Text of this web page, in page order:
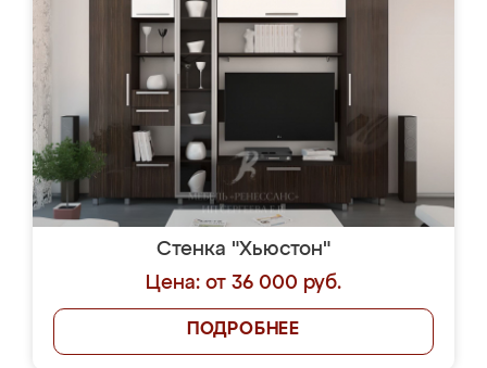
Стенка "Хьюстон"
Цена: от 36 000 руб.
ПОДРОБНЕЕ